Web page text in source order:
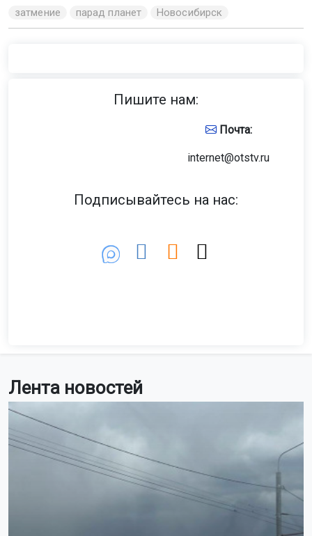
Лента новостей
затмение парад планет Новосибирск
Пишите нам:
Почта:
internet@otstv.ru
Подписывайтесь на нас: